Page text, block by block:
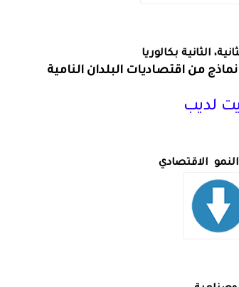
الثانية بكالوريا
نماذج من اقتصاديات البلدان النامية
لديب
الاقتصادي